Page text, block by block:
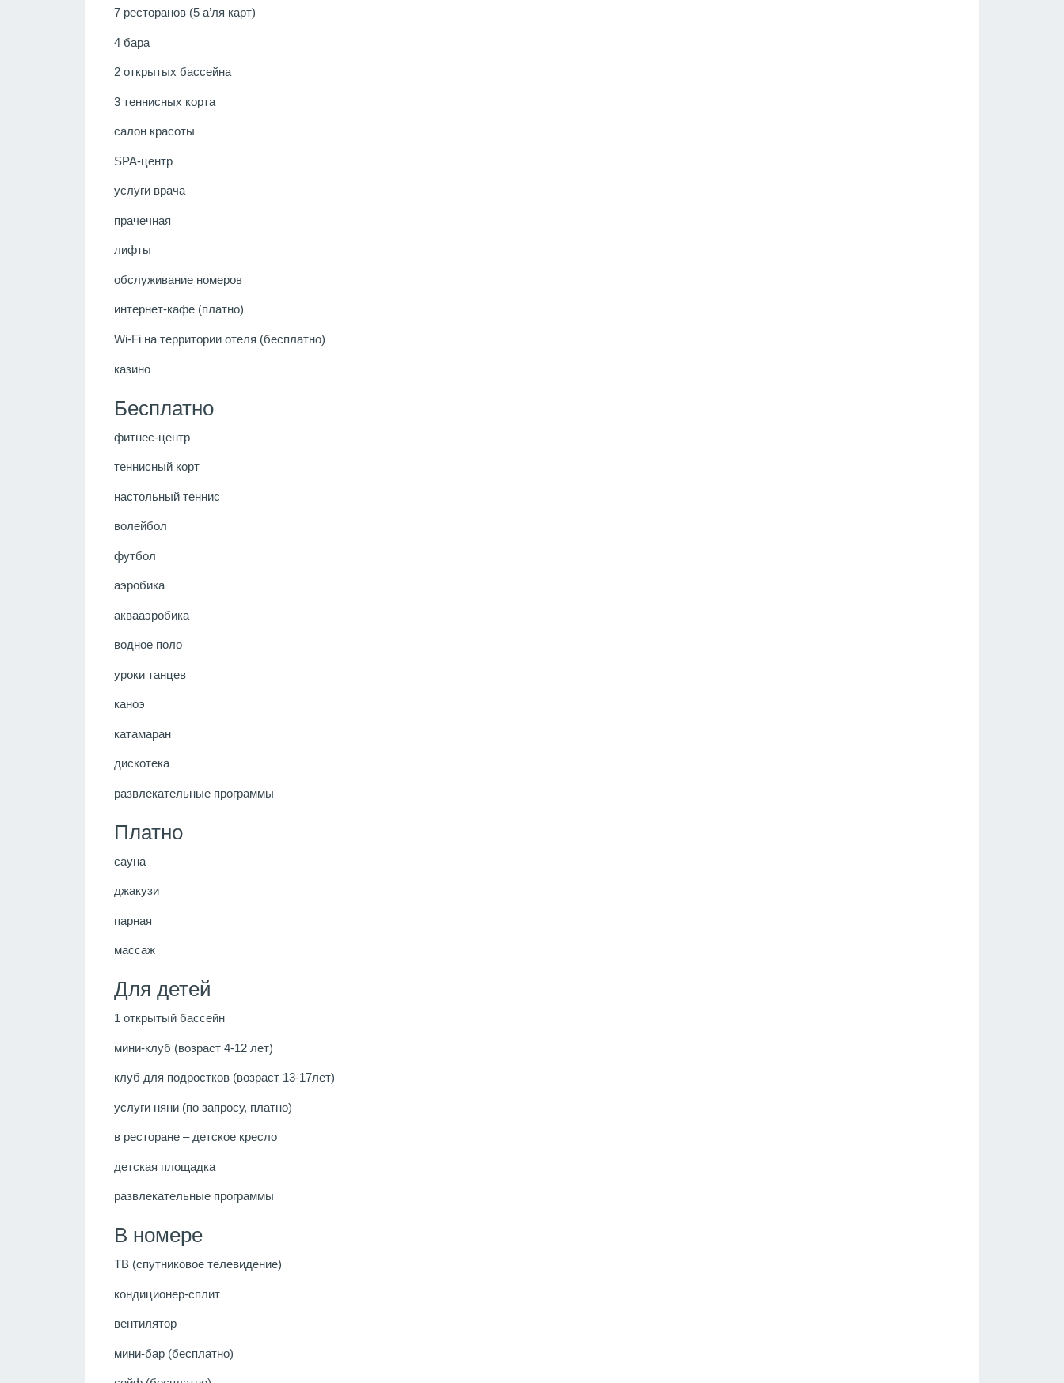
7 ресторанов (5 а’ля карт)
4 бара
2 открытых бассейна
3 теннисных корта
салон красоты
SPA-центр
услуги врача
прачечная
лифты
обслуживание номеров
интернет-кафе (платно)
Wi-Fi на территории отеля (бесплатно)
казино
Бесплатно
фитнес-центр
теннисный корт
настольный теннис
волейбол
футбол
аэробика
аквааэробика
водное поло
уроки танцев
каноэ
катамаран
дискотека
развлекательные программы
Платно
сауна
джакузи
парная
массаж
Для детей
1 открытый бассейн
мини-клуб (возраст 4-12 лет)
клуб для подростков (возраст 13-17лет)
услуги няни (по запросу, платно)
в ресторане – детское кресло
детская площадка
развлекательные программы
В номере
ТВ (спутниковое телевидение)
кондиционер-сплит
вентилятор
мини-бар (бесплатно)